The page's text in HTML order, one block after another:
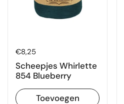
Prijs:
€8,25
Scheepjes Whirlette
854 Blueberry
Toevoegen